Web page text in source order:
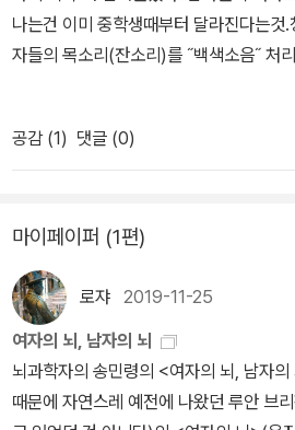
제시한다(《퍼블리셔스 위클리》)”, “남
랑하는 남자를 둔 사람, 징글징글한 남편
우리는 남자에게 더욱 현실적인 기대를 품을 수 있다
동기 동안 부모와 얼마나 조화로운 관계
다는 말이 어떤 의미에서는 사실인 셈이
은 그 나이 또래의 다른 남자아이들과
테론을 맥주라고 치면 9세 남자아이는 매
이다. 하지만 15세에 이르면 하루에 7리
이 된다. 아이는 담배나 술을 시작한 것이
해 있는 것이다. 남자아이들은 누가 강하고 누가 약한지를 어떻게 그
렇게 빨리 알아차릴까? 몸집이 큰 아이
나는건 이미 중학생때부터 달라진다는것
자들의 목소리(잔소리)를 ˝백색소음˝ 처
감보다는 ˝문제해결˝ 방식으로 뇌가 열리
년의 뇌까지 시간별 챕터구성으로 되어있
할 수 있겠다..이 책은 가정상비약 처럼
개. 재미난 에피소드로 엮여있어서, 킥킥
들,남편, 남친,아빠,할아버지 등등.집에
라면 꼭 읽자. 남자들도 본인의 생존을 위
공감 (1) 댓글 (0)
마이페이퍼 (1편)
로쟈 2019-11-25
여자의 뇌, 남자의 뇌
뇌과학자의 송민령의 <여자의 뇌, 남자
때문에 자연스레 예전에 나왔던 루안 브